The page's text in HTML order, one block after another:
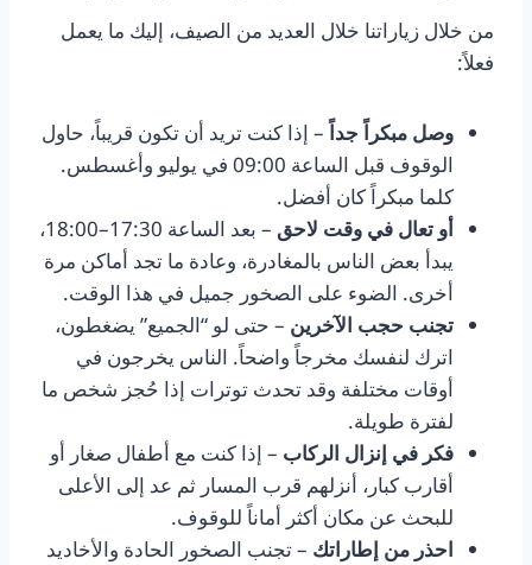
من خلال زياراتنا خلال العديد من الصيف، إليك ما يعمل
فعلاً:
وصل مبكراً جداً– إذا كنت تريد أن تكون قريباً، حاول
الوقوف قبل الساعة 09:00 في يوليو وأغسطس.
كلما مبكراً كان أفضل.
أو تعال في وقت لاحق
– بعد الساعة 17:30–18:00،
يبدأ بعض الناس بالمغادرة، وعادة ما تجد أماكن مرة
أخرى. الضوء على الصخور جميل في هذا الوقت.
تجنب حجب الآخرين – حتى لو “الجميع” يضغطون،
اترك لنفسك مخرجاً واضحاً. الناس يخرجون في
أوقات مختلفة وقد تحدث توترات إذا حُجز شخص ما
لفترة طويلة.
فكر في إنزال الركاب – إذا كنت مع أطفال صغار أو
أقارب كبار، أنزلهم قرب المسار ثم عد إلى الأعلى
للبحث عن مكان أكثر أماناً للوقوف.
احذر من إطاراتك – تجنب الصخور الحادة والأخاديد